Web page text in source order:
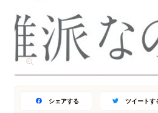
シェアする ツイートす